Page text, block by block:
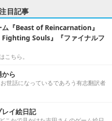
目記事
ム『Beast of Reincarnation』
Fighting Souls』『ファイナルフ
こちら。
ら
世話になっているであろう有志翻訳者
イ絵日記